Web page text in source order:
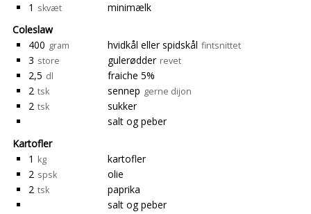
1 skvæt
minimælk
Coleslaw
400 gram hvidkål eller spidskål fintsnittet
3 store gulerødder revet
2,5 dl
fraiche 5%
2 tsk sennep gerne dijon
2 tsk
sukker
salt og peber
Kartofler
1 kg
kartofler
2 spsk
olie
2 tsk
paprika
salt og peber